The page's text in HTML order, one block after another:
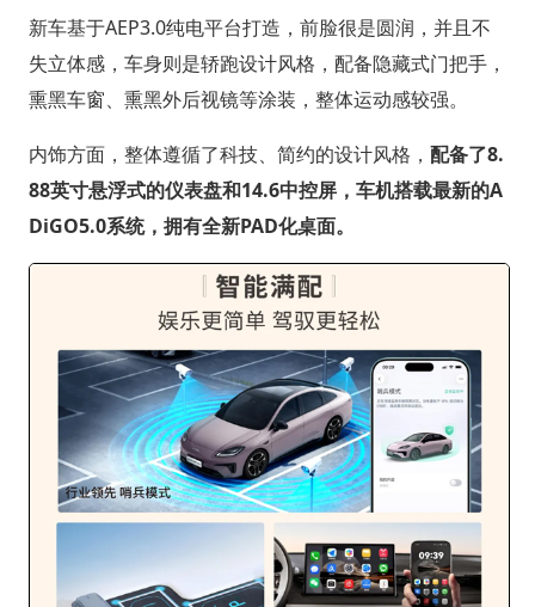
新车基于AEP3.0纯电平台打造，前脸很是圆润，并且不
失立体感，车身则是轿跑设计风格，配备隐藏式门把手，
熏黑车窗、熏黑外后视镜等涂装，整体运动感较强。
内饰方面，整体遵循了科技、简约的设计风格， 配备了8.
88英寸悬浮式的仪表盘和14.6中控屏，车机搭载最新的A
DiGO5.0系统，拥有全新PAD化桌面。